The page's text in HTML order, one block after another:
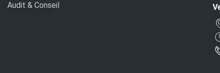
Audit & Conseil